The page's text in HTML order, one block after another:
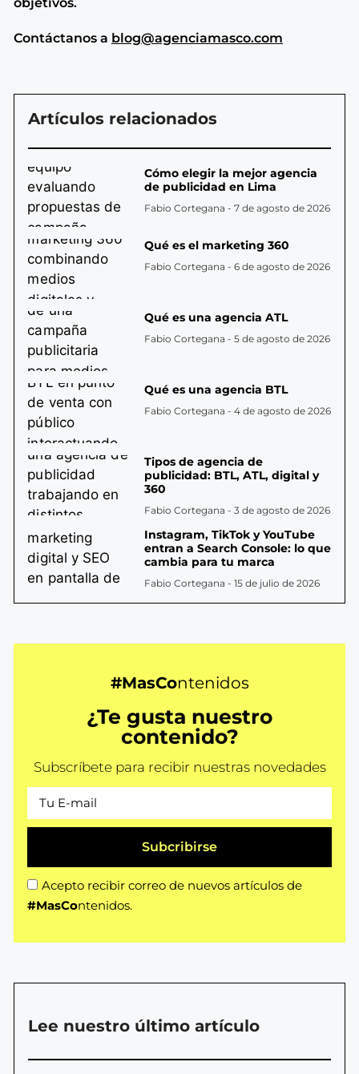
objetivos.
Contáctanos a blog@agenciamasco.com
Artículos relacionados
Cómo elegir la mejor agencia
de publicidad en Lima
Fabio Cortegana 7 de agosto de 2026
Qué es el marketing 360
Fabio Cortegana 6 de agosto de 2026
Qué es una agencia ATL
Fabio Cortegana 5 de agosto de 2026
Qué es una agencia BTL
Fabio Cortegana 4 de agosto de 2026
Tipos de agencia de
publicidad: BTL, ATL, digital y
360
Fabio Cortegana 3 de agosto de 2026
Instagram, TikTok y YouTube
entran a Search Console: lo que
cambia para tu marca
Fabio Cortegana 15 de julio de 2026
#MasContenidos
¿Te gusta nuestro
contenido?
Subscríbete para recibir nuestras novedades
Acepto recibir correo de nuevos artículos de
#MasContenidos.
Subcribirse
Lee nuestro último artículo